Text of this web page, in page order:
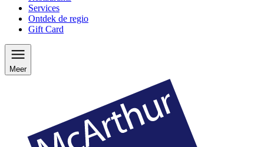
Services
Ontdek de regio
Gift Card
Meer